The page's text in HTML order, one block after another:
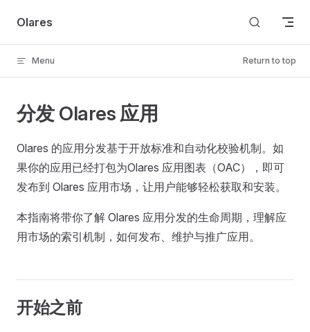
Skip to content
Olares
Menu Return to top
分发 Olares 应用
Olares 的应用分发基于开放标准和自动化校验机制。如
果你的应用已经打包为Olares 应用图表（OAC），即可
发布到 Olares 应用市场，让用户能够轻松获取和安装。
本指南将带你了解 Olares 应用分发的生命周期，理解应
用市场的索引机制，如何发布、维护与推广应用。
开始之前